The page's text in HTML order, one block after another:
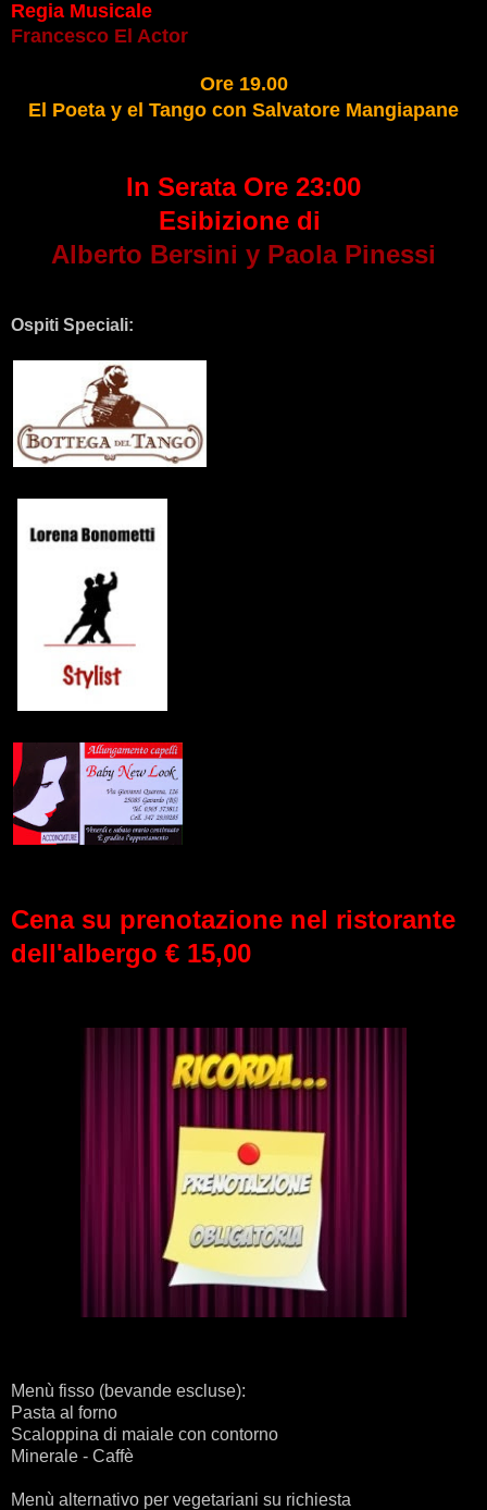
Regia Musicale
Francesco El Actor
Ore 19.00
El Poeta y el Tango con Salvatore Mangiapane
In Serata Ore 23:00
Esibizione di
Alberto Bersini y Paola Pinessi
Ospiti Speciali:
Cena su prenotazione nel ristorante
dell'albergo € 15,00
Menù fisso (bevande escluse):
Pasta al forno
Scaloppina di maiale con contorno
Minerale - Caffè
Menù alternativo per vegetariani su richiesta